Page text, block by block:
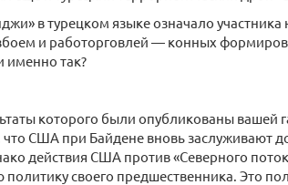
в турецком языке означало
и работорговлей — конных
именно так?
которого были опубликованы вашей
США при Байдене вновь заслуживают
действия США против «Северного
своего предшественника. Это